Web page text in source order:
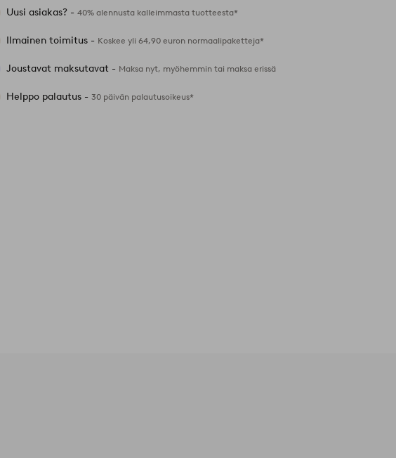
Uusi asiakas? -40% alennusta kalleimmasta tuotteesta*
Ilmainen toimitus - Koskee yli 64,90 euron normaalipaketteja*
Joustavat maksutavat - Maksa nyt, myöhemmin tai maksa erissä
Helppo palautus -30 päivän palautusoikeus*